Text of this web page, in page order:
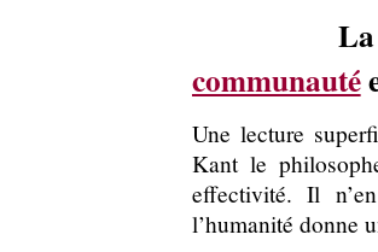
communauté
Une lecture
Kant le
effectivité. Il
l’humanité donne